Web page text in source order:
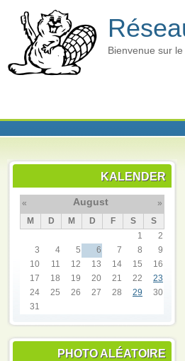
Bienvenue sur
KALENDER
« August
»
M
D M D F S
S
1
2
3
4 5 6 7 8
9
10
11 12 13 14 15
16
17
18 19 20 21 22
23
24
25 26 27 28 29
30
31
PHOTO ALÉATOIRE